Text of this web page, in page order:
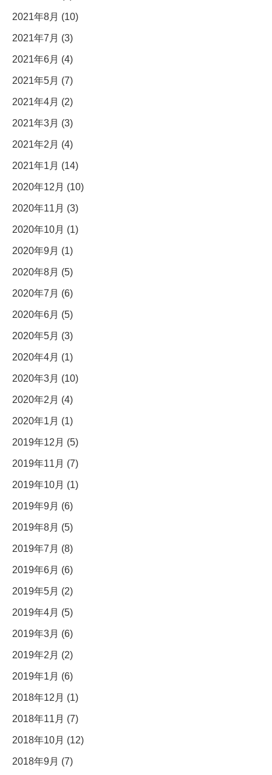
2021年8月 (10)
2021年7月 (3)
2021年6月 (4)
2021年5月 (7)
2021年4月 (2)
2021年3月 (3)
2021年2月 (4)
2021年1月 (14)
2020年12月 (10)
2020年11月 (3)
2020年10月 (1)
2020年9月 (1)
2020年8月 (5)
2020年7月 (6)
2020年6月 (5)
2020年5月 (3)
2020年4月 (1)
2020年3月 (10)
2020年2月 (4)
2020年1月 (1)
2019年12月 (5)
2019年11月 (7)
2019年10月 (1)
2019年9月 (6)
2019年8月 (5)
2019年7月 (8)
2019年6月 (6)
2019年5月 (2)
2019年4月 (5)
2019年3月 (6)
2019年2月 (2)
2019年1月 (6)
2018年12月 (1)
2018年11月 (7)
2018年10月 (12)
2018年9月 (7)